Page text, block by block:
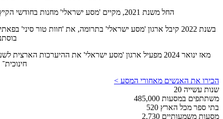
החל משנת 2021, מקיים 'מסע ישראלי' מחנות בחודשי הקיץ ובחגי ישראל, עבור אלפי תלמידים בכיתות ז'-י"ב מהארץ ומהתפוצות. עד היום השתתפו במחנות 'מסע ישראלי' כ-6,000 חניכות וחניכות
מאז ינואר 2024 מפעיל ארגון 'מסע ישראלי' את ההיערכות
הכירו את האנשים מאחורי המסע >
שנות עשייה 20
משתתפים במסעות 485,000
בתי ספר מכל הארץ 520
מסעות משמעותיים 2,730